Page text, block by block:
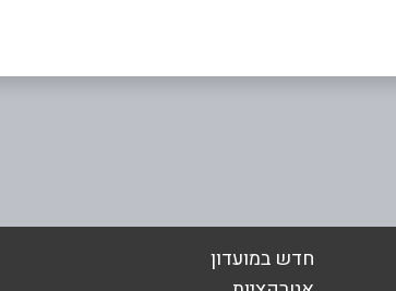
אימייל*
חדש במועדון